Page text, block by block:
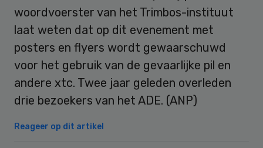
woordvoerster van het Trimbos-instituut
laat weten dat op dit evenement met
posters en flyers wordt gewaarschuwd
voor het gebruik van de gevaarlijke pil en
andere xtc. Twee jaar geleden overleden
drie bezoekers van het ADE. (ANP)
Reageer op dit artikel